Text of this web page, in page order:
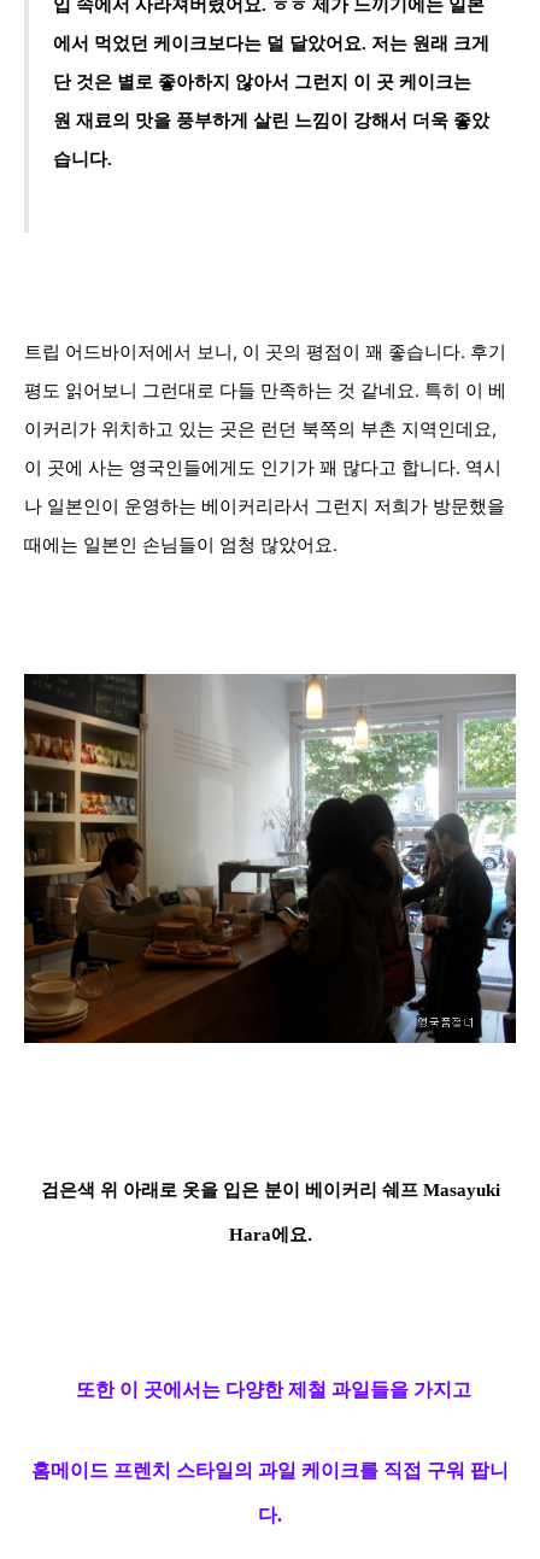
입 속에서 사라져버렸어요. ㅎㅎ 제가 느끼기에는 일본
에서 먹었던 케이크보다는 덜 달았어요. 저는 원래 크게
단 것은 별로 좋아하지 않아서 그런지 이 곳 케이크는
원 재료의 맛을 풍부하게 살린 느낌이 강해서 더욱 좋았
습니다.
트립 어드바이저에서 보니, 이 곳의 평점이 꽤 좋습니다. 후기
평도 읽어보니 그런대로 다들 만족하는 것 같네요. 특히 이 베
이커리가 위치하고 있는 곳은 런던 북쪽의 부촌 지역인데요,
이 곳에 사는 영국인들에게도 인기가 꽤 많다고 합니다. 역시
나 일본인이 운영하는 베이커리라서 그런지 저희가 방문했을
때에는 일본인 손님들이 엄청 많았어요.
검은색 위 아래로 옷을 입은 분이 베이커리 쉐프Masayuki
Hara에요.
또한 이 곳에서는 다양한 제철 과일들을 가지고
홈메이드 프렌치 스타일의 과일 케이크를 직접 구워 팝니
다.